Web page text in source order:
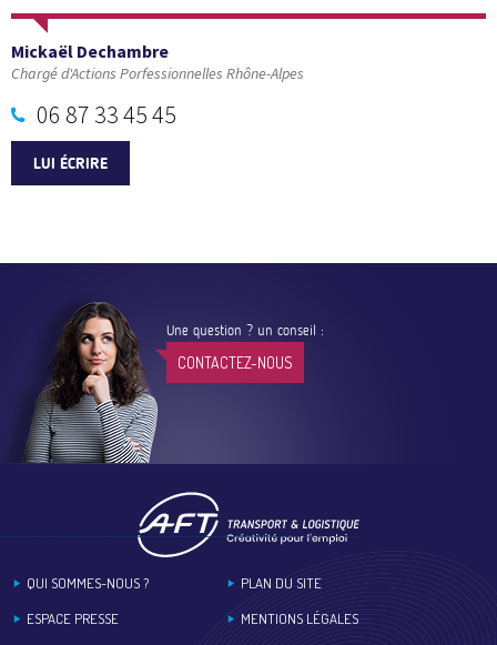
Mickaël Dechambre
Chargé d'Actions Porfessionnelles Rhône-Alpes
06 87 33 45 45
LUI ÉCRIRE
Une question ? un conseil :
CONTACTEZ-NOUS
QUI SOMMES-NOUS ?
ESPACE PRESSE
PLAN DU SITE
MENTIONS LÉGALES